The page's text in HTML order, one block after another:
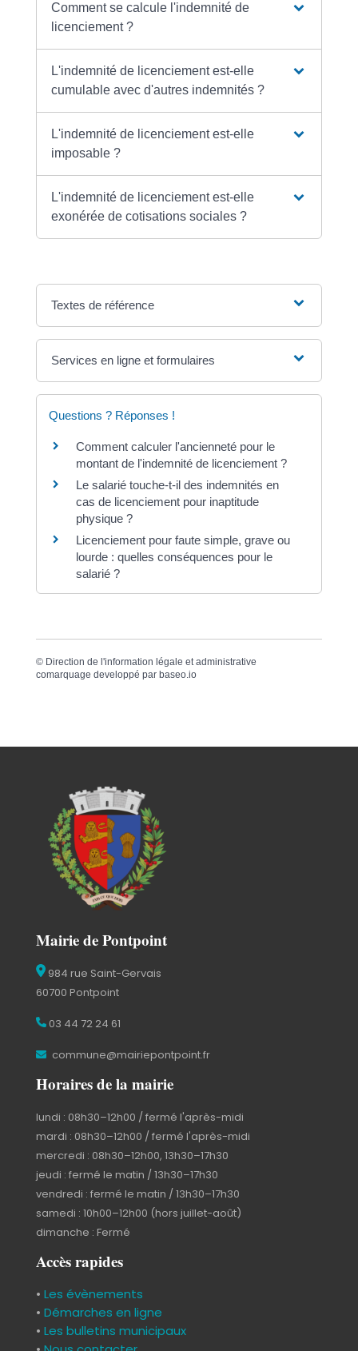
Comment se calcule l'indemnité de
licenciement ?
L'indemnité de licenciement est-elle
cumulable avec d'autres indemnités ?
L'indemnité de licenciement est-elle
imposable ?
L'indemnité de licenciement est-elle
exonérée de cotisations sociales ?
Textes de référence
Services en ligne et formulaires
Questions ? Réponses !
Comment calculer l'ancienneté pour le
montant de l'indemnité de licenciement ?
Le salarié touche-t-il des indemnités en
cas de licenciement pour inaptitude
physique ?
Licenciement pour faute simple, grave ou
lourde : quelles conséquences pour le
salarié ?
© Direction de l'information légale et administrative
comarquage developpé par baseo.io
Mairie de Pontpoint
984 rue Saint-Gervais
60700 Pontpoint
03 44 72 24 61
commune@mairiepontpoint.fr
Horaires de la mairie
lundi : 08h30–12h00 / fermé l'après-midi
mardi : 08h30–12h00 / fermé l'après-midi
mercredi : 08h30–12h00, 13h30–17h30
jeudi : fermé le matin / 13h30–17h30
vendredi : fermé le matin / 13h30–17h30
samedi : 10h00–12h00 (hors juillet-août)
dimanche : Fermé
Accès rapides
• Les évènements
• Démarches en ligne
• Les bulletins municipaux